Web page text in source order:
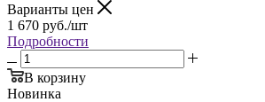
Варианты цен
1 670 руб./шт
Подробности
В корзину
Новинка